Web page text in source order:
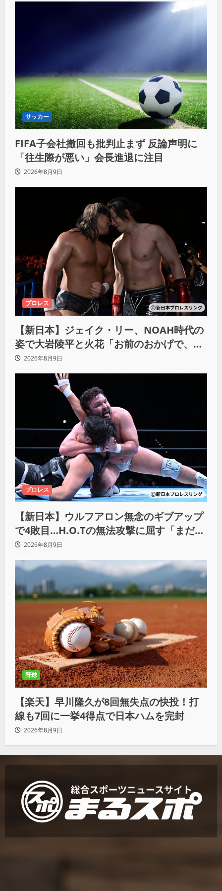
サッカー
FIFA子会社撤回も批判止まず 反論声明に
「往生際が悪い」会長進退に注目
2026年8月9日
プロレス
【新日本】ジェイク・リー、NOAH時代の
姿で大岩陵平と火花「お前のおかげで、忘
れてたもの思い出したわ」
2026年8月9日
プロレス
【新日本】ウルフアロン無念のギブアップ
で4敗目…H.O.Tの無法攻撃に屈す「まだま
だ俺自身の力はこんなもんだなって」
2026年8月9日
野球
【楽天】早川隆久が8回無失点の快投！打
線も7回に一挙4得点で日本ハムを完封
2026年8月9日